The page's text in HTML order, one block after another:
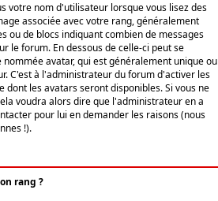
votre nom d'utilisateur lorsque vous lisez des
associée avec votre rang, généralement
ou de blocs indiquant combien de messages
le forum. En dessous de celle-ci peut se
avatar, qui est généralement unique ou
C'est à l'administrateur du forum d'activer les
dont les avatars seront disponibles. Si vous ne
voudra alors dire que l'administrateur en a
pour lui en demander les raisons (nous
!).
rang ?